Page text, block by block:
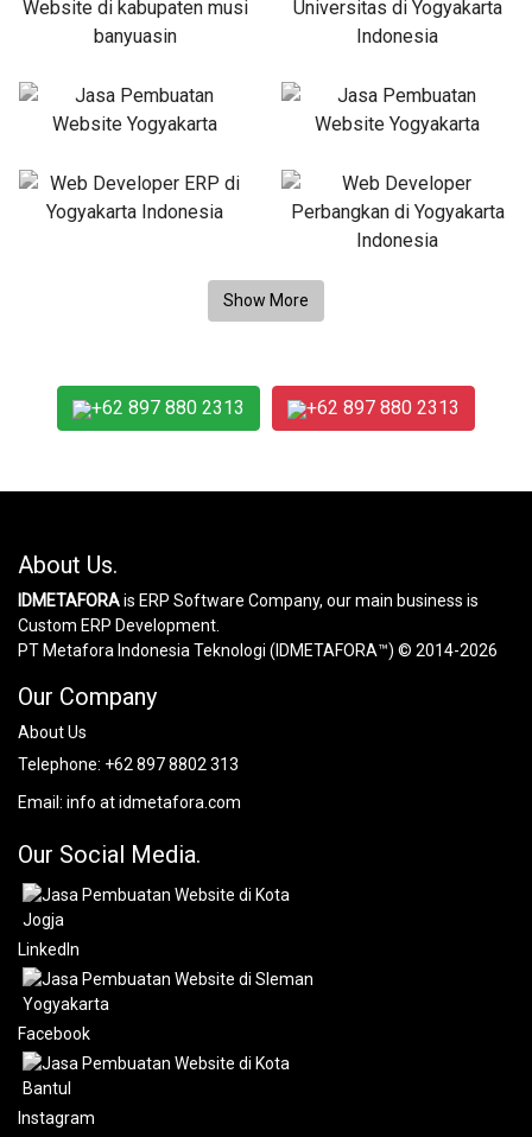
+62 897 880 2313 +62 897 880 2313
About Us.
IDMETAFORAis ERP Software Company, our main business is
Custom ERP Development.
PT Metafora Indonesia Teknologi (IDMETAFORA™) © 2014-2026
Our Company
About Us
Telephone: +62 897 8802 313
Email: info at idmetafora.com
Our Social Media.
LinkedIn
Facebook
Instagram